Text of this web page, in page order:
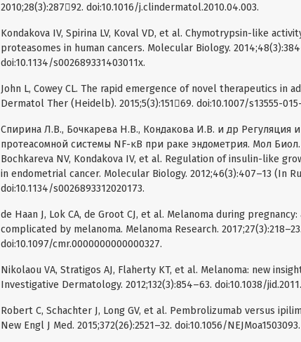
2010;28(3):28792. doi:10.1016/j.clindermatol.2010.04.003.
Kondakova IV, Spirina LV, Koval VD, et al. Chymotrypsin-like
proteasomes in human cancers. Molecular Biology.
doi:10.1134/s002689331403011x.
John L, Cowey CL. The rapid emergence of novel therapeutics in
Dermatol Ther (Heidelb). 2015;5(3):15169. doi:10.1007/s13555-
Спирина Л.В., Бочкарева Н.В., Кондакова И.В. и др Регуляция
протеасомной системы NF-κB при раке эндометрия. Мол Биол.
Bochkareva NV, Kondakova IV, et al. Regulation of insulin-like
in endometrial cancer. Molecular Biology. 2012;46(3):407–13 (In
doi:10.1134/s0026893312020173.
de Haan J, Lok CA, de Groot CJ, et al. Melanoma during
complicated by melanoma. Melanoma Research. 2017;27(3):218–23.
doi:10.1097/cmr.0000000000000327.
Nikolaou VA, Stratigos AJ, Flaherty KT, et al. Melanoma: new
Investigative Dermatology. 2012;132(3):854–63. doi:10.1038/
Robert C, Schachter J, Long GV, et al. Pembrolizumab versus
New Engl J Med. 2015;372(26):2521–32. doi:10.1056/NEJMoa1503093.